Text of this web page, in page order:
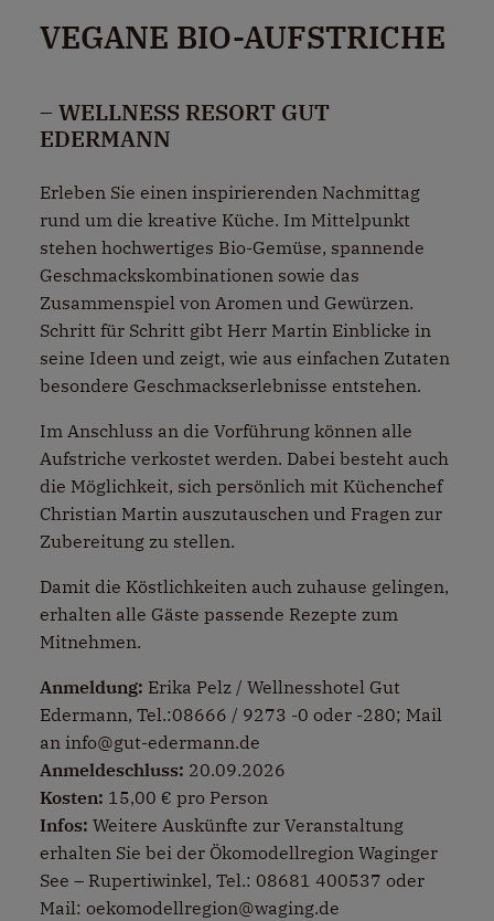
VEGANE BIO-AUFSTRICHE
– WELLNESS RESORT GUT
EDERMANN
Erleben Sie einen inspirierenden Nachmittag
rund um die kreative Küche. Im Mittelpunkt
stehen hochwertiges Bio-Gemüse, spannende
Geschmackskombinationen sowie das
Zusammenspiel von Aromen und Gewürzen.
Schritt für Schritt gibt Herr Martin Einblicke in
seine Ideen und zeigt, wie aus einfachen Zutaten
besondere Geschmackserlebnisse entstehen.
Im Anschluss an die Vorführung können alle
Aufstriche verkostet werden. Dabei besteht auch
die Möglichkeit, sich persönlich mit Küchenchef
Christian Martin auszutauschen und Fragen zur
Zubereitung zu stellen.
Damit die Köstlichkeiten auch zuhause gelingen,
erhalten alle Gäste passende Rezepte zum
Mitnehmen.
Anmeldung: Erika Pelz / Wellnesshotel Gut
Edermann, Tel.:08666 / 9273 -0 oder -280; Mail
an info@gut-edermann.de
Anmeldeschluss: 20.09.2026
Kosten: 15,00 € pro Person
Infos: Weitere Auskünfte zur Veranstaltung
erhalten Sie bei der Ökomodellregion Waginger
See – Rupertiwinkel, Tel.: 08681 400537 oder
Mail: oekomodellregion@waging.de